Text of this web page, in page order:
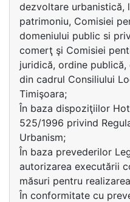
dezvoltare urbanistică,
patrimoniu, Comisiei
domeniului public si
comerţ şi Comisiei
juridică, ordine
din cadrul Consiliului
Timişoara;
În baza dispoziţiilor
525/1996 privind
Urbanism;
În baza prevederilor
autorizarea executării
măsuri pentru
În conformitate cu